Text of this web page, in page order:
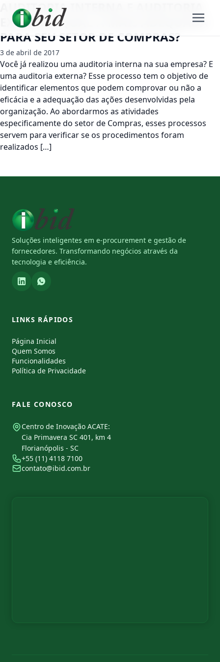
AUDITORIA INTERNA E AUDITORIA
EXTERNA: QUAL A MAIS ADEQUADA
PARA SEU SETOR DE COMPRAS?
3 de abril de 2017
Você já realizou uma auditoria interna na sua empresa? E
uma auditoria externa? Esse processo tem o objetivo de
identificar elementos que podem comprovar ou não a
eficácia e a adequação das ações desenvolvidas pela
organização. Ao abordarmos as atividades
especificamente do setor de Compras, esses processos
servem para verificar se os procedimentos foram
realizados […]
Soluções inteligentes em e-procurement e gestão de
fornecedores. Transformando negócios através da
tecnologia e eficiência.
LINKS RÁPIDOS
Página Inicial
Quem Somos
Funcionalidades
Política de Privacidade
FALE CONOSCO
Centro de Inovação ACATE:
Cia Primavera SC 401, km 4
Florianópolis - SC
+55 (11) 4118 7100
contato@ibid.com.br